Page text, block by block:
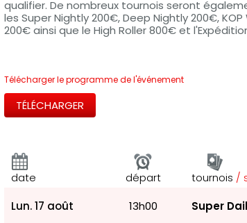
qualifier. De nombreux tournois seront
les Super Nightly 200€, Deep Nightly 200€,
200€ ainsi que le High Roller 800€ et
Télécharger le programme de l'événement
TÉLÉCHARGER
date départ tournois
Lun. 17 août 13h00 Super